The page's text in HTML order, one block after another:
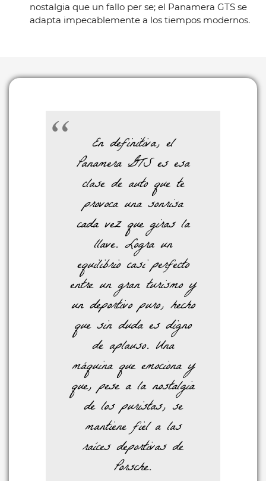
nostalgia que un fallo per se; el Panamera GTS se
adapta impecablemente a los tiempos modernos.
En definitiva, el
Panamera GTS es esa
clase de auto que te
provoca una sonrisa
cada vez que giras la
llave. Logra un
equilibrio casi perfecto
entre un gran turismo y
un deportivo puro, hecho
que sin duda es digno
de aplauso. Una
máquina que emociona y
que, pese a la nostalgia
de los puristas, se
mantiene fiel a las
raíces deportivas de
Porsche.